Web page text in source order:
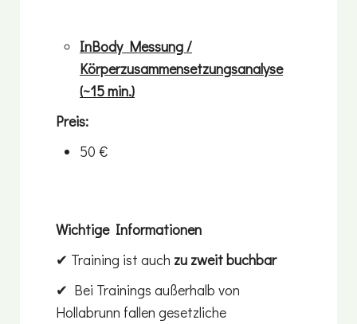
InBody Messung /
Körperzusammensetzungsanalyse
(~15 min.)
Preis:
50 €
Wichtige Informationen
✔ Training ist auch zu zweit buchbar
✔ Bei Trainings außerhalb von
Hollabrunn fallen gesetzliche